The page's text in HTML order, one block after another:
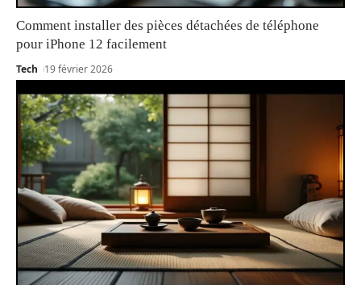
Comment installer des pièces détachées de téléphone
pour iPhone 12 facilement
Tech 19 février 2026